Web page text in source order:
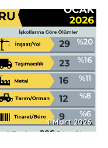
1 Mart 2026